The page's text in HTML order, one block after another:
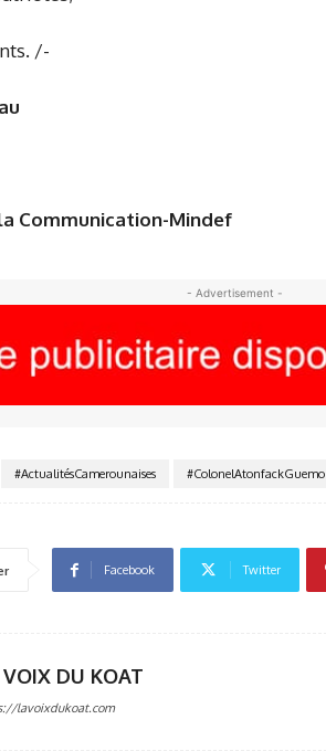
/-
Communication-Mindef
- Advertisement -
#ActualitésCamerounaises #ColonelAtonfackGuemo
Facebook Twitter
VOIX DU KOAT
lavoixdukoat.com